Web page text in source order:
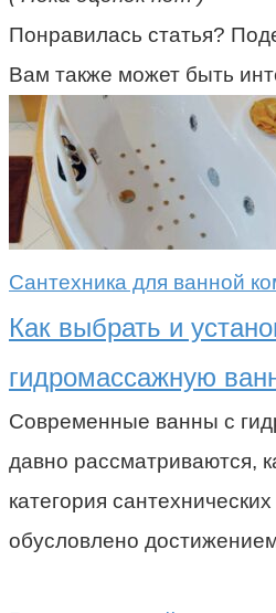
Понравилась статья?
Вам также может быть
Сантехника для ванной
Как выбрать и
гидромассажную
Современные ванны с
давно рассматриваются,
категория
обусловлено